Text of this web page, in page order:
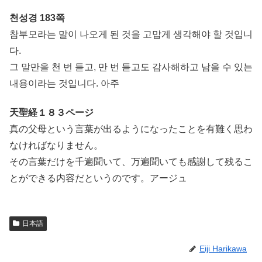
천성경 183쪽
참부모라는 말이 나오게 된 것을 고맙게 생각해야 할 것입니
다.
그 말만을 천 번 듣고, 만 번 듣고도 감사해하고 남을 수 있는
내용이라는 것입니다. 아주
天聖経１８３ページ
真の父母という言葉が出るようになったことを有難く思わ
なければなりません。
その言葉だけを千遍聞いて、万遍聞いても感謝して残るこ
とができる内容だというのです。アージュ
日本語
Eiji Harikawa